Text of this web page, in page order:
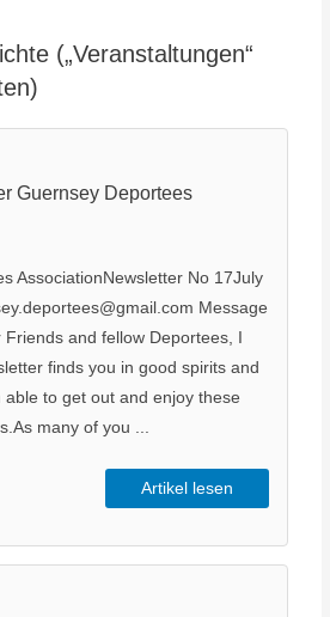
(„Veranstaltungen“
Guernsey Deportees
AssociationNewsletter No 17July
Message
and fellow Deportees, I
finds you in good spirits and
to get out and enjoy these
many of you ...
Artikel lesen